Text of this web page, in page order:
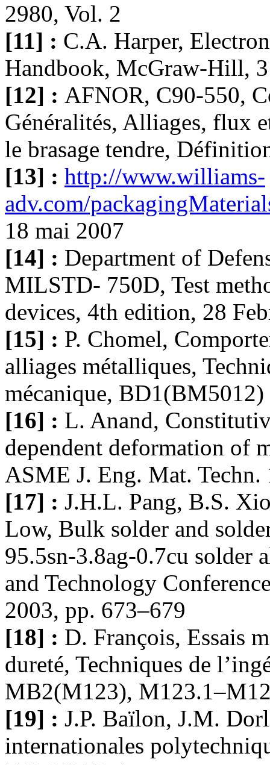
2980, Vol. 2
[11] : C.A. Harper,
Handbook, McGraw-Hill,
[12] : AFNOR, C90-550,
Généralités, Alliages, flux
le brasage tendre,
[13] : http://www.williams-
adv.com/
18 mai 2007
[14] : Department of
MILSTD- 750D, Test
devices, 4th edition, 28
[15] : P. Chomel,
alliages métalliques,
mécanique,
[16] : L. Anand,
dependent deformation of
ASME J. Eng. Mat.
[17] : J.H.L. Pang, B.S.
Low, Bulk solder and
95.5sn-3.8ag-0.7cu solder
and Technology
2003, pp. 673–679
[18] : D. François, Essais
dureté, Techniques de
MB2(M123),
[19] : J.P. Baïlon, J.M.
internationales